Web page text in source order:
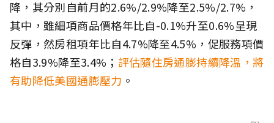
降，其分別自前月的2.6%/2.9%降至2.5%/2.7%，
其中，雖細項商品價格年比自-0.1%升至0.6%呈現
反彈，然房租項年比自4.7%降至4.5%，促服務項價
格自3.9%降至3.4%； 評估隨住房通膨持續降溫，將
有助降低美國通膨壓力 。